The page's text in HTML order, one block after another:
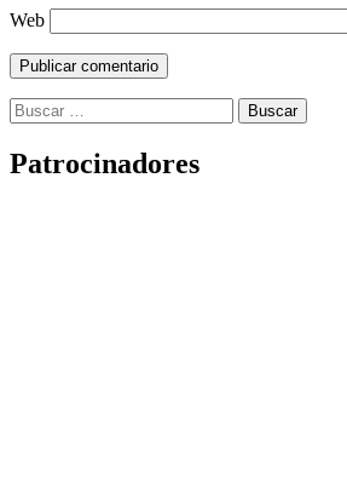
Web
Buscar:
Patrocinadores